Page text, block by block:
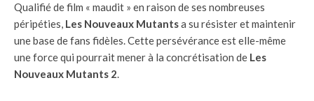
Qualifié de film « maudit » en raison de ses nombreuses
péripéties, Les Nouveaux Mutantsa su résister et maintenir
une base de fans fidèles. Cette persévérance est elle-même
une force qui pourrait mener à la concrétisation de Les
Nouveaux Mutants 2.